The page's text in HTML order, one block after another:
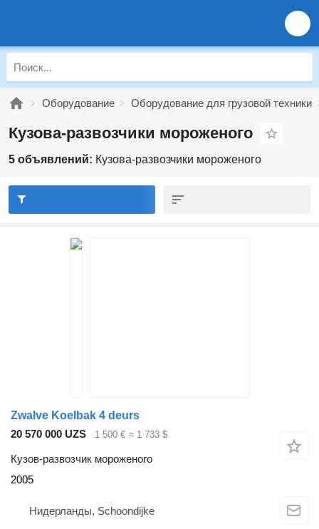
Оборудование Оборудование для грузовой техники
Кузова-развозчики мороженого
5 объявлений: Кузова-развозчики мороженого
Zwalve Koelbak 4 deurs
20 570 000 UZS
1 500 € ≈ 1 733 $
Кузов-развозчик мороженого
2005
Нидерланды, Schoondijke